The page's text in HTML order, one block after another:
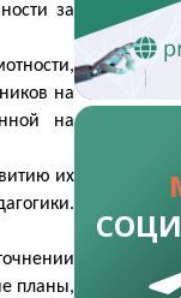
за
на
на
их
планы,